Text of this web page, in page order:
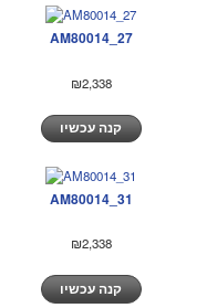
AM80014_27
₪2,338
AM80014_31
₪2,338